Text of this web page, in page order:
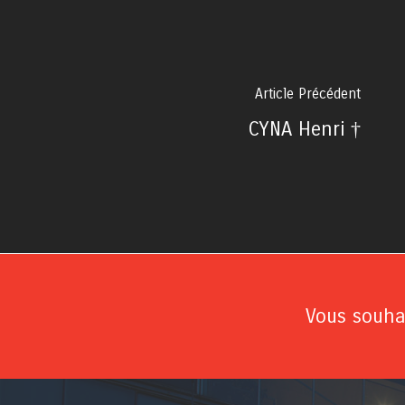
Article Précédent
CYNA Henri †
Vous